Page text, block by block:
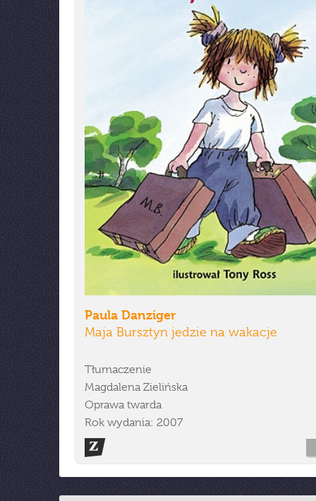
Paula Danziger
Maja Bursztyn jedzie na wakacje
Tłumaczenie
Magdalena Zielińska
Oprawa twarda
Rok wydania: 2007